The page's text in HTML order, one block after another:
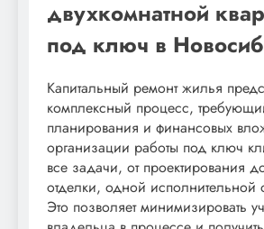
двухкомнатной
под ключ в
Капитальный ремонт жилья
комплексный процесс,
планирования и финансовых
организации работы под ключ
все задачи, от проектирования
отделки, одной исполнительной
Это позволяет минимизировать